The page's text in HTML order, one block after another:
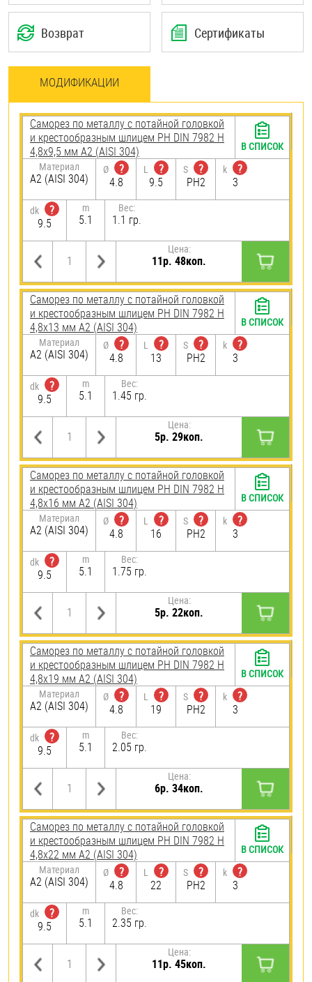
Возврат Сертификаты
МОДИФИКАЦИИ
Саморез по металлу с потайной головкой
и крестообразным шлицем PH DIN 7982 H
4,8х9,5 мм А2 (AISI 304)
Материал
А2 (AISI 304)
Ø
?
4.8
L
?
9.5
S
?
PH2
k
?
3
dk
?
9.5
m
5.1
Вес:
1.1 гр.
Цена:
11р. 48коп.
В СПИСОК
Саморез по металлу с потайной головкой
и крестообразным шлицем PH DIN 7982 H
4,8х13 мм А2 (AISI 304)
Материал
А2 (AISI 304)
Ø
?
4.8
L
?
13
S
?
PH2
k
?
3
dk
?
9.5
m
5.1
Вес:
1.45 гр.
Цена:
5р. 29коп.
В СПИСОК
Саморез по металлу с потайной головкой
и крестообразным шлицем PH DIN 7982 H
4,8х16 мм А2 (AISI 304)
Материал
А2 (AISI 304)
Ø
?
4.8
L
?
16
S
?
PH2
k
?
3
dk
?
9.5
m
5.1
Вес:
1.75 гр.
Цена:
5р. 22коп.
В СПИСОК
Саморез по металлу с потайной головкой
и крестообразным шлицем PH DIN 7982 H
4,8х19 мм А2 (AISI 304)
Материал
А2 (AISI 304)
Ø
?
4.8
L
?
19
S
?
PH2
k
?
3
dk
?
9.5
m
5.1
Вес:
2.05 гр.
Цена:
6р. 34коп.
В СПИСОК
Саморез по металлу с потайной головкой
и крестообразным шлицем PH DIN 7982 H
4,8х22 мм А2 (AISI 304)
Материал
А2 (AISI 304)
Ø
?
4.8
L
?
22
S
?
PH2
k
?
3
dk
?
9.5
m
5.1
Вес:
2.35 гр.
Цена:
11р. 45коп.
В СПИСОК